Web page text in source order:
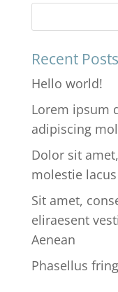
Recent Posts
Hello world!
Lorem ipsum
adipiscing
Dolor sit
molestie lacus
Sit amet,
eliraesent
Aenean
Phasellus